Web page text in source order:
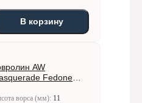
по этажам
метров, далее 20 метров = 1
В корзину
AW
Fedone
ворса (мм): 11